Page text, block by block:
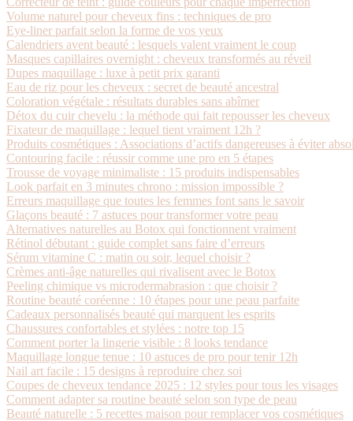
Volume naturel pour cheveux fins : techniques de pro
Eye-liner parfait selon la forme de vos yeux
Calendriers avent beauté : lesquels valent vraiment le coup
Masques capillaires overnight : cheveux transformés au réveil
Dupes maquillage : luxe à petit prix garanti
Eau de riz pour les cheveux : secret de beauté ancestral
Coloration végétale : résultats durables sans abîmer
Détox du cuir chevelu : la méthode qui fait repousser les cheveux
Fixateur de maquillage : lequel tient vraiment 12h ?
Produits cosmétiques : Associations d’actifs dangereuses à éviter
Contouring facile : réussir comme une pro en 5 étapes
Trousse de voyage minimaliste : 15 produits indispensables
Look parfait en 3 minutes chrono : mission impossible ?
Erreurs maquillage que toutes les femmes font sans le savoir
Glaçons beauté : 7 astuces pour transformer votre peau
Alternatives naturelles au Botox qui fonctionnent vraiment
Rétinol débutant : guide complet sans faire d’erreurs
Sérum vitamine C : matin ou soir, lequel choisir ?
Crèmes anti-âge naturelles qui rivalisent avec le Botox
Peeling chimique vs microdermabrasion : que choisir ?
Routine beauté coréenne : 10 étapes pour une peau parfaite
Cadeaux personnalisés beauté qui marquent les esprits
Chaussures confortables et stylées : notre top 15
Comment porter la lingerie visible : 8 looks tendance
Maquillage longue tenue : 10 astuces de pro pour tenir 12h
Nail art facile : 15 designs à reproduire chez soi
Coupes de cheveux tendance 2025 : 12 styles pour tous les visages
Comment adapter sa routine beauté selon son type de peau
Beauté naturelle : 5 recettes maison pour remplacer vos cosmétiques